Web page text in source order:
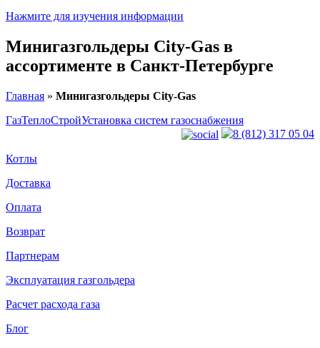
Нажмите для изучения информации
Минигазгольдеры City-Gas в
ассортименте в Санкт-Петербурге
Главная » Минигазгольдеры City-Gas
ГазТеплоСтройУстановка систем газоснабжения
8 (812) 317 05 04
Котлы
Доставка
Оплата
Возврат
Партнерам
Эксплуатация газгольдера
Расчет расхода газа
Блог